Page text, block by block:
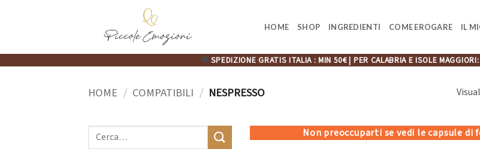
HOME SHOP INGREDIENTI COME EROGARE IL
🚚 SPEDIZIONE GRATIS ITALIA : MIN 50€ | PER CALABRIA E ISOLE
HOME / COMPATIBILI / NESPRESSO
Cerca: Non preoccuparti se vedi le capsule